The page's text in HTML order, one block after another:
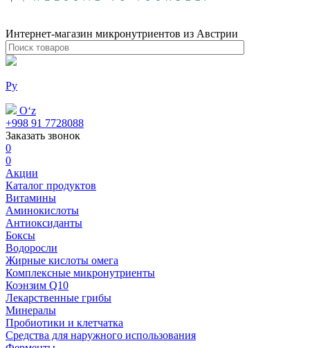
Интернет-магазин микронутриентов из Австрии
Ру
Oʻz
+998 91 7728088
Заказать звонок
0
0
Акции
Каталог продуктов
Витамины
Аминокислоты
Антиоксиданты
Боксы
Водоросли
Жирные кислоты омега
Комплексные микронутриенты
Коэнзим Q10
Лекарственные грибы
Минералы
Пробиотики и клетчатка
Средства для наружного использования